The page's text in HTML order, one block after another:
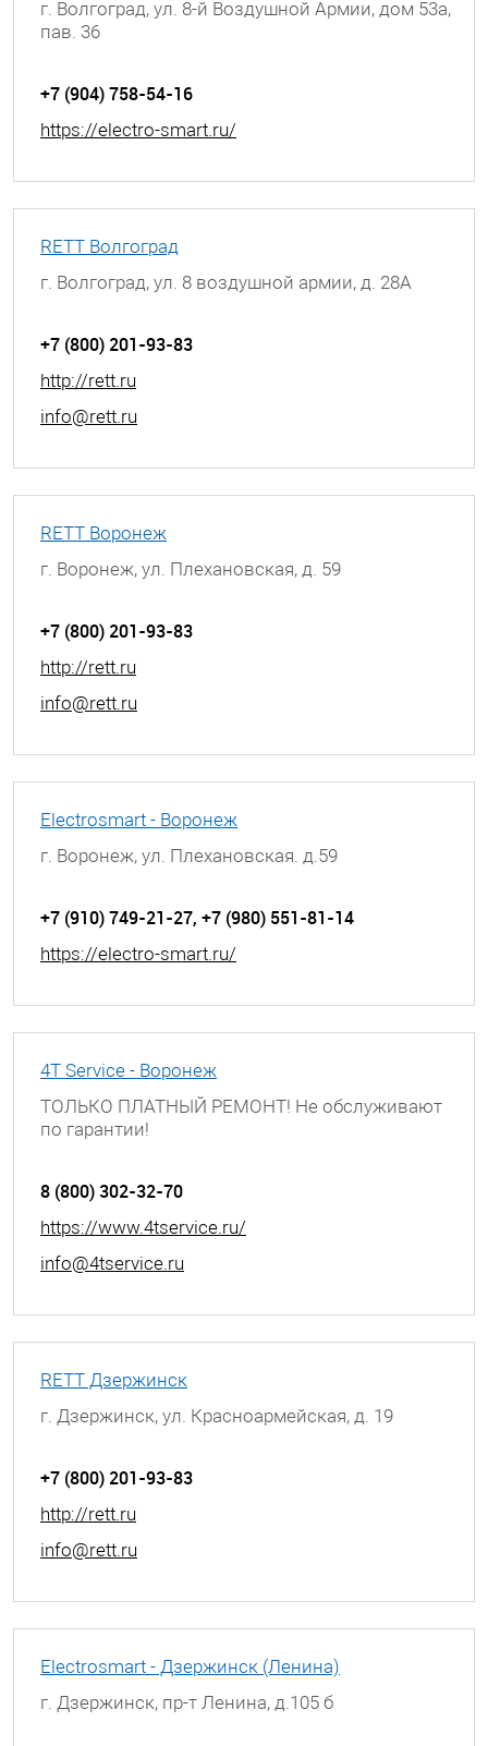
г. Волгоград, ул. 8-й Воздушной Армии, дом 53а,
пав. 36
+7 (904) 758-54-16
https://electro-smart.ru/
RETT Волгоград
г. Волгоград, ул. 8 воздушной армии, д. 28А
+7 (800) 201-93-83
http://rett.ru
info@rett.ru
RETT Воронеж
г. Воронеж, ул. Плехановская, д. 59
+7 (800) 201-93-83
http://rett.ru
info@rett.ru
Electrosmart - Воронеж
г. Воронеж, ул. Плехановская. д.59
+7 (910) 749-21-27, +7 (980) 551-81-14
https://electro-smart.ru/
4T Service - Воронеж
ТОЛЬКО ПЛАТНЫЙ РЕМОНТ! Не обслуживают
по гарантии!
8 (800) 302-32-70
https://www.4tservice.ru/
info@4tservice.ru
RETT Дзержинск
г. Дзержинск, ул. Красноармейская, д. 19
+7 (800) 201-93-83
http://rett.ru
info@rett.ru
Electrosmart - Дзержинск (Ленина)
г. Дзержинск, пр-т Ленина, д.105 б